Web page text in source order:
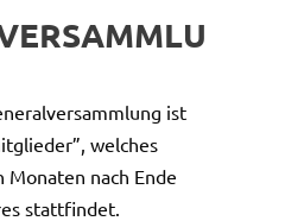
ist
welches
Monaten nach Ende
stattfindet.